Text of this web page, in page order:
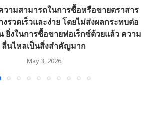
ามสามารถในการซื้อหรือขายตราสาร
งรวดเร็วและง่าย โดยไม่ส่งผลกระทบต่อ
ยิ่งในการซื้อขายฟอเร็กซ์ด้วยแล้ว ความ
ลื่นไหลเป็นสิ่งสำคัญมาก
May 3, 2026